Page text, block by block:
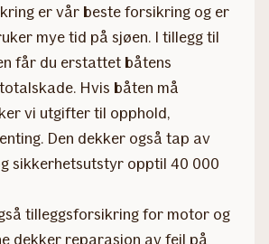
er vår beste forsikring og er
mye tid på sjøen. I tillegg til
får du erstattet båtens
Hvis båten må
vi utgifter til opphold,
Den dekker også tap av
sikkerhetsutstyr opptil 40 000
tilleggsforsikring for motor og
dekker reparasjon av feil på